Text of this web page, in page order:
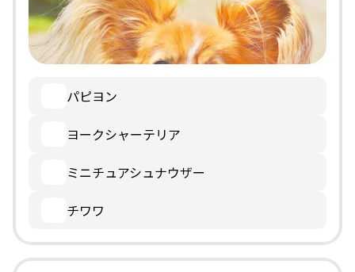
パピヨン
ヨークシャーテリア
ミニチュアシュナウザー
チワワ